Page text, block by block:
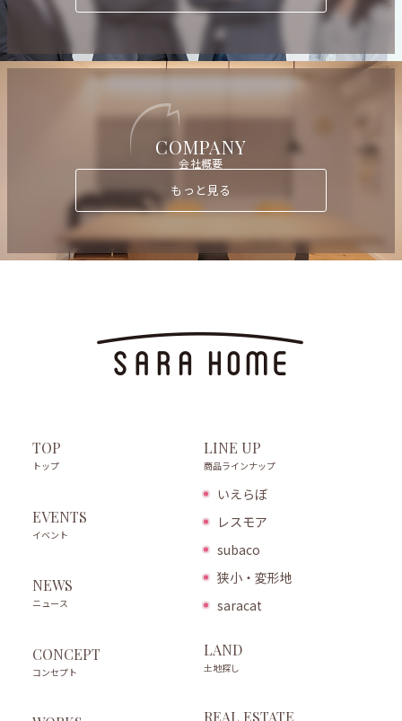
COMPANY
会社概要
もっと見る
TOP
トップ
EVENTS
イベント
NEWS
ニュース
CONCEPT
コンセプト
LINE UP
商品ラインナップ
いえらぼ
レスモア
subaco
狭小・変形地
saracat
LAND
土地探し